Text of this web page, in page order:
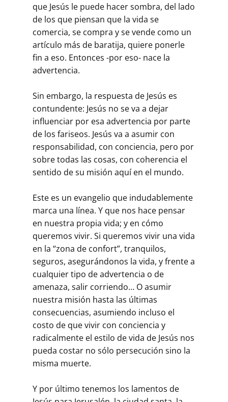
que Jesús le puede hacer sombra, del lado
de los que piensan que la vida se
comercia, se compra y se vende como un
artículo más de baratija, quiere ponerle
fin a eso. Entonces -por eso- nace la
advertencia.
Sin embargo, la respuesta de Jesús es
contundente: Jesús no se va a dejar
influenciar por esa advertencia por parte
de los fariseos. Jesús va a asumir con
responsabilidad, con conciencia, pero por
sobre todas las cosas, con coherencia el
sentido de su misión aquí en el mundo.
Este es un evangelio que indudablemente
marca una línea. Y que nos hace pensar
en nuestra propia vida; y en cómo
queremos vivir. Si queremos vivir una vida
en la “zona de confort”, tranquilos,
seguros, asegurándonos la vida, y frente a
cualquier tipo de advertencia o de
amenaza, salir corriendo… O asumir
nuestra misión hasta las últimas
consecuencias, asumiendo incluso el
costo de que vivir con conciencia y
radicalmente el estilo de vida de Jesús nos
pueda costar no sólo persecución sino la
misma muerte.
Y por último tenemos los lamentos de